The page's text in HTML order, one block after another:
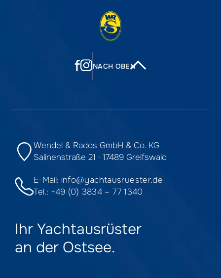
f NACH OBEN
Wendel & Rados GmbH & Co. KG
Salinenstraße 21 · 17489 Greifswald
E-Mail: info@yachtausruester.de
Tel.: +49 (0) 3834 – 77 1340
Ihr Yachtausrüster
an der Ostsee.